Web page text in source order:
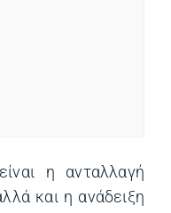
η ανταλλαγή
και η ανάδειξη